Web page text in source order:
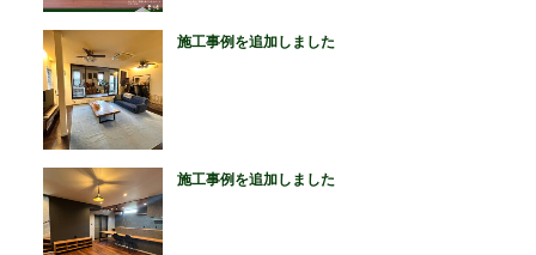
施工事例を追加しました
施工事例を追加しました